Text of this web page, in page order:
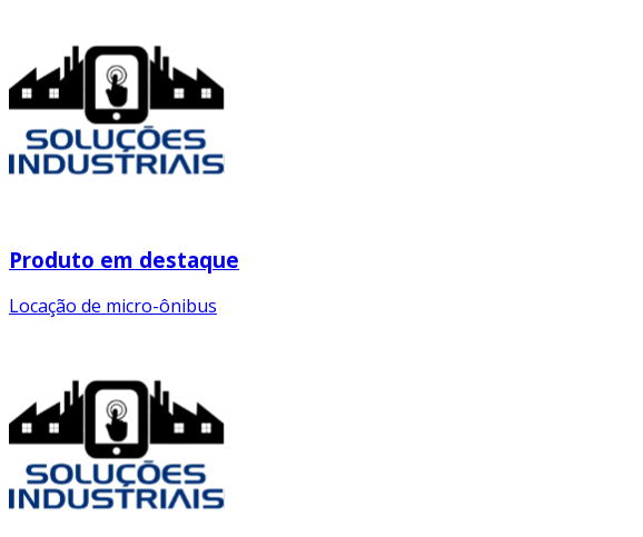
Produto em destaque
Locação de micro-ônibus